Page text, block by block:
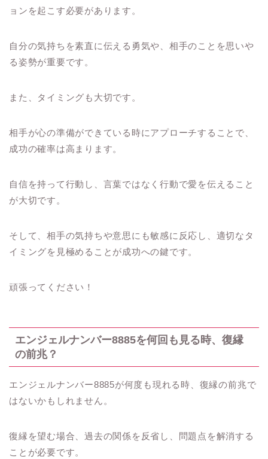
ョンを起こす必要があります。
自分の気持ちを素直に伝える勇気や、相手のことを思いや
る姿勢が重要です。
また、タイミングも大切です。
相手が心の準備ができている時にアプローチすることで、
成功の確率は高まります。
自信を持って行動し、言葉ではなく行動で愛を伝えること
が大切です。
そして、相手の気持ちや意思にも敏感に反応し、適切なタ
イミングを見極めることが成功への鍵です。
頑張ってください！
エンジェルナンバー8885を何回も見る時、復縁
の前兆？
エンジェルナンバー8885が何度も現れる時、復縁の前兆で
はないかもしれません。
復縁を望む場合、過去の関係を反省し、問題点を解消する
ことが必要です。